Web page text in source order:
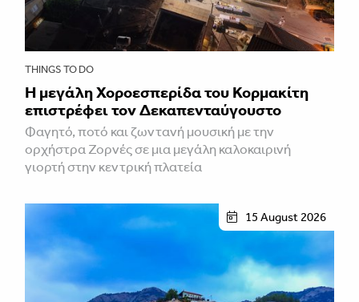
THINGS TO DO
Η μεγάλη Χοροεσπερίδα του Κορμακίτη
επιστρέφει τον Δεκαπενταύγουστο
Φαγητό, ποτό και ζωντανή μουσική με την
ορχήστρα Ζορνές σε μια μεγάλη καλοκαιρινή
γιορτή στην κεντρική πλατεία
15 August 2026